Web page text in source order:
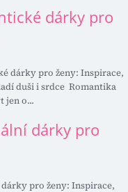
dárky pro
dárky pro ženy: Inspirace,
duši i srdce Romantika
jen o...
dárky pro
pro ženy: Inspirace,